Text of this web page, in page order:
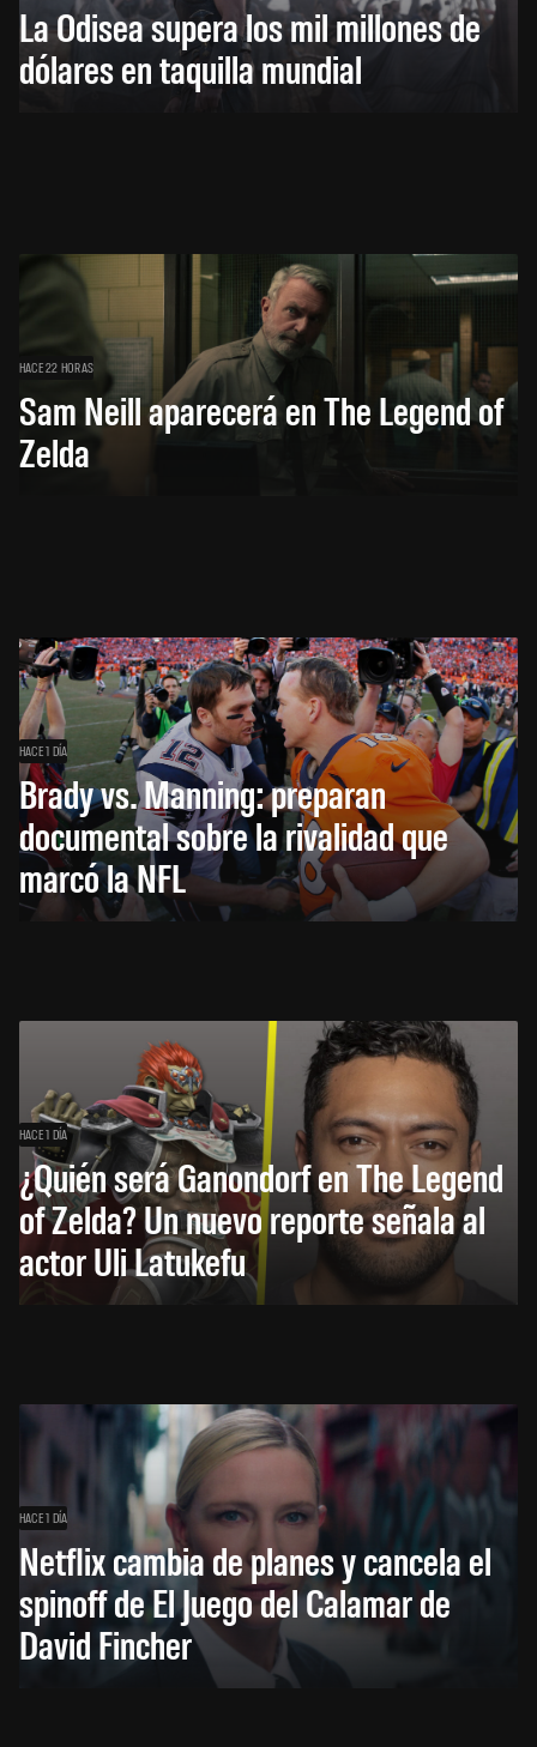
La Odisea supera los mil millones de
dólares en taquilla mundial
HACE 22 HORAS
Sam Neill aparecerá en The Legend of
Zelda
HACE 1 DÍA
Brady vs. Manning: preparan
documental sobre la rivalidad que
marcó la NFL
HACE 1 DÍA
¿Quién será Ganondorf en The Legend
of Zelda? Un nuevo reporte señala al
actor Uli Latukefu
HACE 1 DÍA
Netflix cambia de planes y cancela el
spinoff de El Juego del Calamar de
David Fincher